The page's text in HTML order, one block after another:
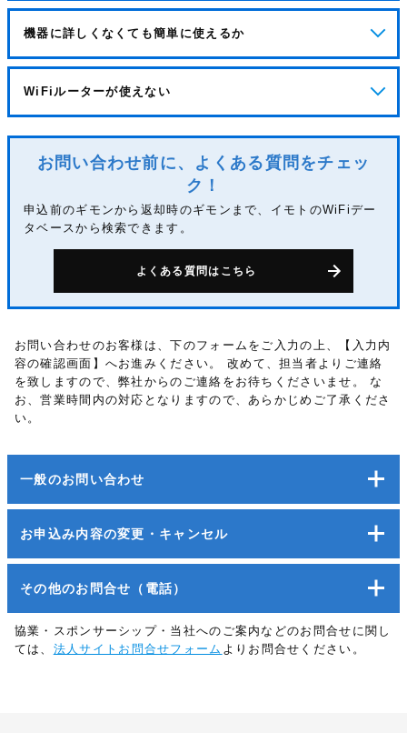
機器に詳しくなくても簡単に使えるか
WiFiルーターが使えない
お問い合わせ前に、よくある質問をチェッ
ク！
申込前のギモンから返却時のギモンまで、イモトのWiFiデー
タベースから検索できます。
よくある質問はこちら
お問い合わせのお客様は、下のフォームをご入力の上、【入力内
容の確認画面】へお進みください。
改めて、担当者よりご連絡
を致しますので、弊社からのご連絡をお待ちくださいませ。
な
お、営業時間内の対応となりますので、あらかじめご了承くださ
い。
一般のお問い合わせ
お申込み内容の変更・キャンセル
その他のお問合せ（電話）
協業・スポンサーシップ・当社へのご案内などのお問合せに関し
ては、 法人サイトお問合せフォーム よりお問合せください。